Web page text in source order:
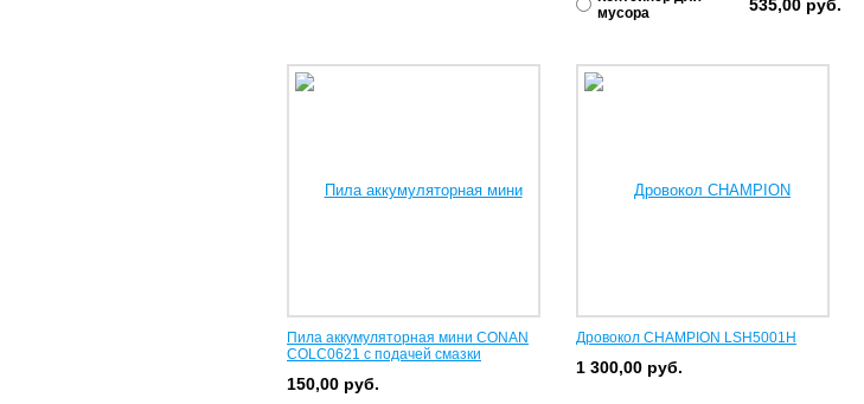
мусора
535,00 руб.
Пила аккумуляторная мини CONAN
COLC0621 с подачей смазки
150,00 руб.
Дровокол CHAMPION LSH5001H
1 300,00 руб.